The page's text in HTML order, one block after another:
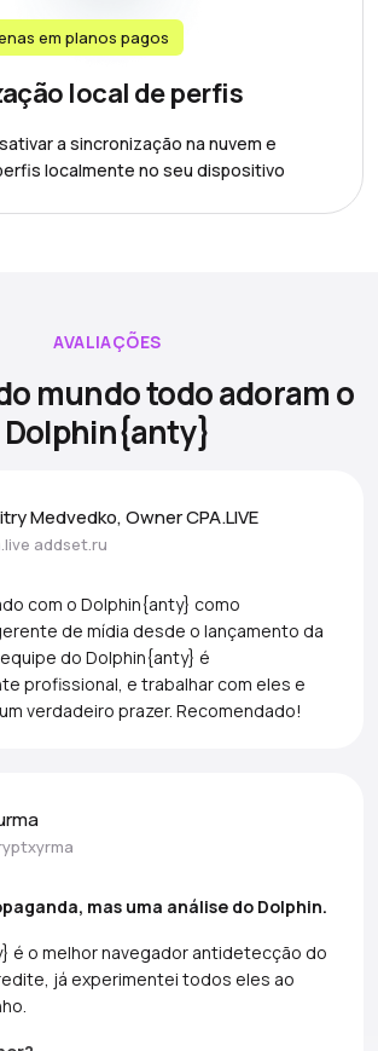
em planos pagos
local de perfis
a sincronização na nuvem e
localmente no seu dispositivo
AVALIAÇÕES
mundo todo adoram o
Dolphin{anty}
Medvedko, Owner CPA.LIVE
addset.ru
com o Dolphin{anty} como
de mídia desde o lançamento da
do Dolphin{anty} é
profissional, e trabalhar com eles e
verdadeiro prazer. Recomendado!
mas uma análise do Dolphin.
é o melhor navegador antidetecção do
já experimentei todos eles ao